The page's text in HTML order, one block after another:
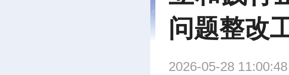
问题整改
2026-05-28 11:00:48